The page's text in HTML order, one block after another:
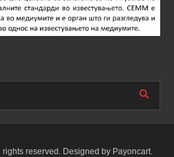
reserved. Designed by Payoncart.